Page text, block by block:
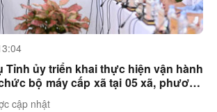
Tỉnh ủy triển khai thực hiện vận hành
bộ máy cấp xã tại 05 xã, phương
cập nhật